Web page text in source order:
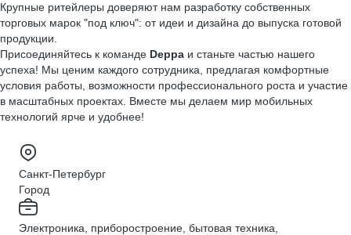
Крупные ритейлеры доверяют нам разработку собственных
торговых марок "под ключ": от идеи и дизайна до выпуска готовой
продукции.
Присоединяйтесь к команде Deppa и станьте частью нашего
успеха! Мы ценим каждого сотрудника, предлагая комфортные
условия работы, возможности профессионального роста и участие
в масштабных проектах. Вместе мы делаем мир мобильных
технологий ярче и удобнее!
Санкт-Петербург
Город
Электроника, приборостроение, бытовая техника,